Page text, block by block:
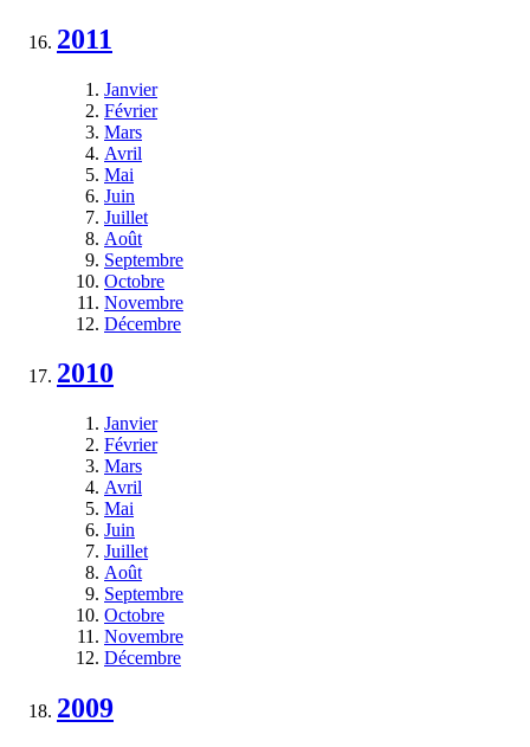
2011
Janvier
Février
Mars
Avril
Mai
Juin
Juillet
Août
Septembre
Octobre
Novembre
Décembre
2010
Janvier
Février
Mars
Avril
Mai
Juin
Juillet
Août
Septembre
Octobre
Novembre
Décembre
2009